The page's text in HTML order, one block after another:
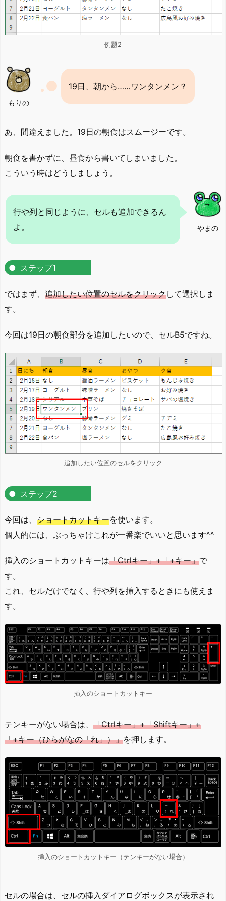
例題2
もりの
19日、朝から……ワンタンメン？
あ、間違えました。19日の朝食はスムージーです。
朝食を書かずに、昼食から書いてしまいました。
こういう時はどうしましょう。
やまの
行や列と同じように、セルも追加できるん
よ。
ステップ1
ではまず、 追加したい位置のセルをクリックして選択しま
す。
今回は19日の朝食部分を追加したいので、セルB5ですね。
追加したい位置のセルをクリック
ステップ2
今回は、 ショートカットキーを使います。
個人的には、ぶっちゃけこれが一番楽でいいと思います^^
挿入のショートカットキーは「Ctrlキー」+「+キー」で
す。
これ、セルだけでなく、行や列を挿入するときにも使えま
す。
挿入のショートカットキー
テンキーがない場合は、 「Ctrlキー」+「Shiftキー」+
「+キー（ひらがなの「れ」）」を押します。
挿入のショートカットキー（テンキーがない場合）
セルの場合は、セルの挿入ダイアログボックスが表示され